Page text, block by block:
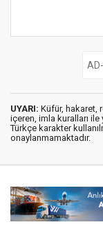
UYARI: Küfür, hakaret,
içeren, imla kuralları ile
Türkçe karakter
onaylanmamaktadır.